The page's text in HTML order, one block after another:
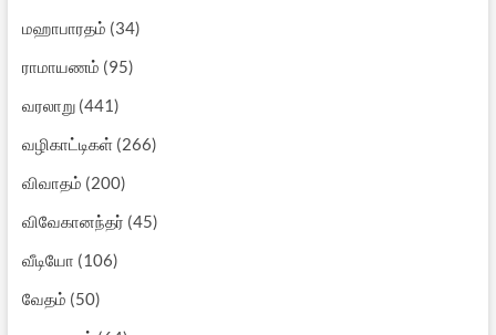
மஹாபாரதம் (34)
ராமாயணம் (95)
வரலாறு(441)
வழிகாட்டிகள்(266)
விவாதம் (200)
விவேகானந்தர் (45)
வீடியோ (106)
வேதம் (50)